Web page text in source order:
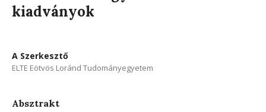
kiadványok
A Szerkesztő
ELTE Eötvös Loránd Tudományegyetem
Absztrakt